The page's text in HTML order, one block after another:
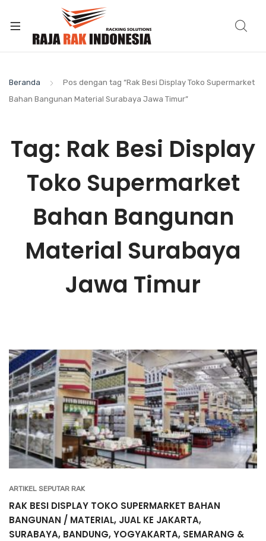
Beranda
Pos dengan tag “Rak Besi Display Toko Supermarket
Bahan Bangunan Material Surabaya Jawa Timur”
Tag: Rak Besi Display
Toko Supermarket
Bahan Bangunan
Material Surabaya
Jawa Timur
ARTIKEL SEPUTAR RAK
RAK BESI DISPLAY TOKO SUPERMARKET BAHAN
BANGUNAN / MATERIAL, JUAL KE JAKARTA,
SURABAYA, BANDUNG, YOGYAKARTA, SEMARANG &